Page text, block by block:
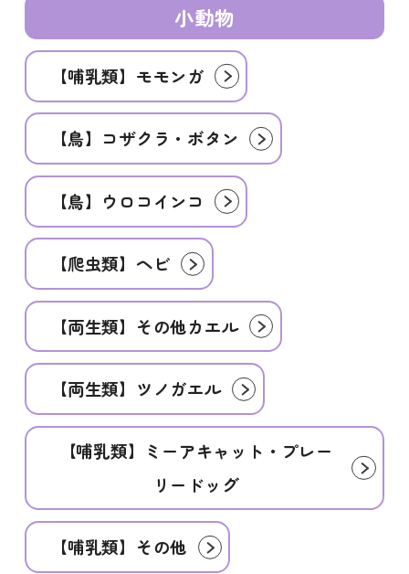
小動物
【哺乳類】モモンガ
【鳥】コザクラ・ボタン
【鳥】ウロコインコ
【爬虫類】ヘビ
【両生類】その他カエル
【両生類】ツノガエル
【哺乳類】ミーアキャット・プレー
リードッグ
【哺乳類】その他